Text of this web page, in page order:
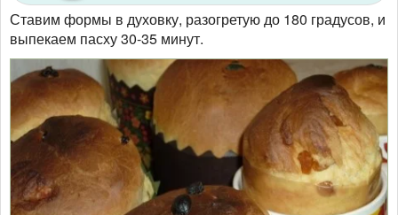
Ставим формы в духовку, разогретую до 180 градусов, и
выпекаем пасху 30-35 минут.